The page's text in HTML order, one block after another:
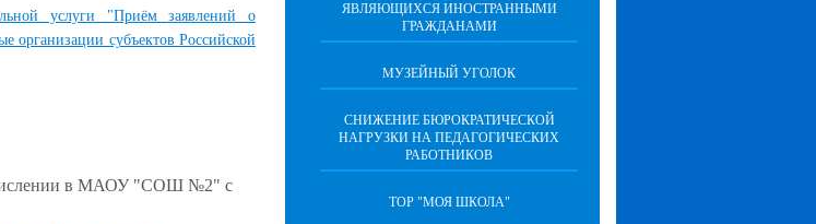
услуги "Приём заявлений о
организации субъектов Российской
в МАОУ "СОШ №2" с
ЯВЛЯЮЩИХСЯ ИНОСТРАННЫМИ
ГРАЖДАНАМИ
МУЗЕЙНЫЙ УГОЛОК
СНИЖЕНИЕ БЮРОКРАТИЧЕСКОЙ
НАГРУЗКИ НА ПЕДАГОГИЧЕСКИХ
РАБОТНИКОВ
ТОР "МОЯ ШКОЛА"